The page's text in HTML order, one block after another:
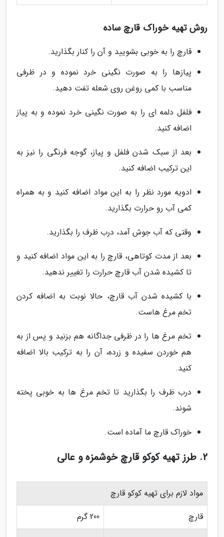
روش تهیه خوراک قارچ ساده
قارچ را به خوبی بشویید و آن را کنار بگذارید.
پیازها را به صورت نگینی خرد نموده و در ظرفی
مناسب با کمی روغن روی شعله تفت دهید.
فلفل دلمه ای را به صورت نگینی خرد نموده و به پیاز
اضافه کنید.
بعد از سبک شدن فلفل و پیاز، گوجه فرنگی را نیز به
این ترکیب اضافه کنید.
ادویه مورد نظر را به این مواد اضافه کنید و به همراه
کمی آب رو حرارت بگذارید.
وقتی که آب جوش آمد، درب ظرف را بگذارید.
بعد از مدت کوتاهی، قارچ را به این مواد اضافه کنید و
تا کشیده شدن آب قارچ حرارت را تغییر ندهید.
با کشیده شدن آب قارچ، حالا نوبت به اضافه کردن
تخم مرغ هاست.
تخم مرغ ها را در ظرفی جداگانه هم بزنید و پس از به
هم خوردن سفیده و زرده، آن را به ترکیب بالا اضافه
کنید.
درب ظرف را بگذارید تا تخم مرغ ها به خوبی پخته
شوند.
خوراک قارچ ما آماده است.
2. طرز تهیه کوکو قارچ خوشمزه و عالی
مواد لازم برای تهیه کوکو قارچ
قارچ
200 گرم